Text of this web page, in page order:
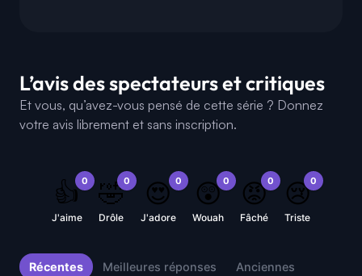
L’avis des spectateurs et critiques
Et vous, qu’avez-vous pensé de cette série ? Donnez
votre avis librement et sans inscription.
0
👍
J'aime
0
🤣
Drôle
0
😍
J'adore
0
😲
Wouah
0
😡
Fâché
0
😢
Triste
Récentes Meilleures réponses Anciennes